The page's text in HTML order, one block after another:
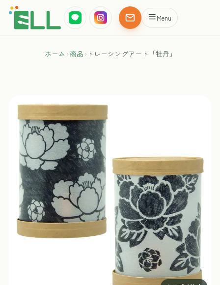
Menu
ホーム › 商品 › トレーシングアート「牡丹」